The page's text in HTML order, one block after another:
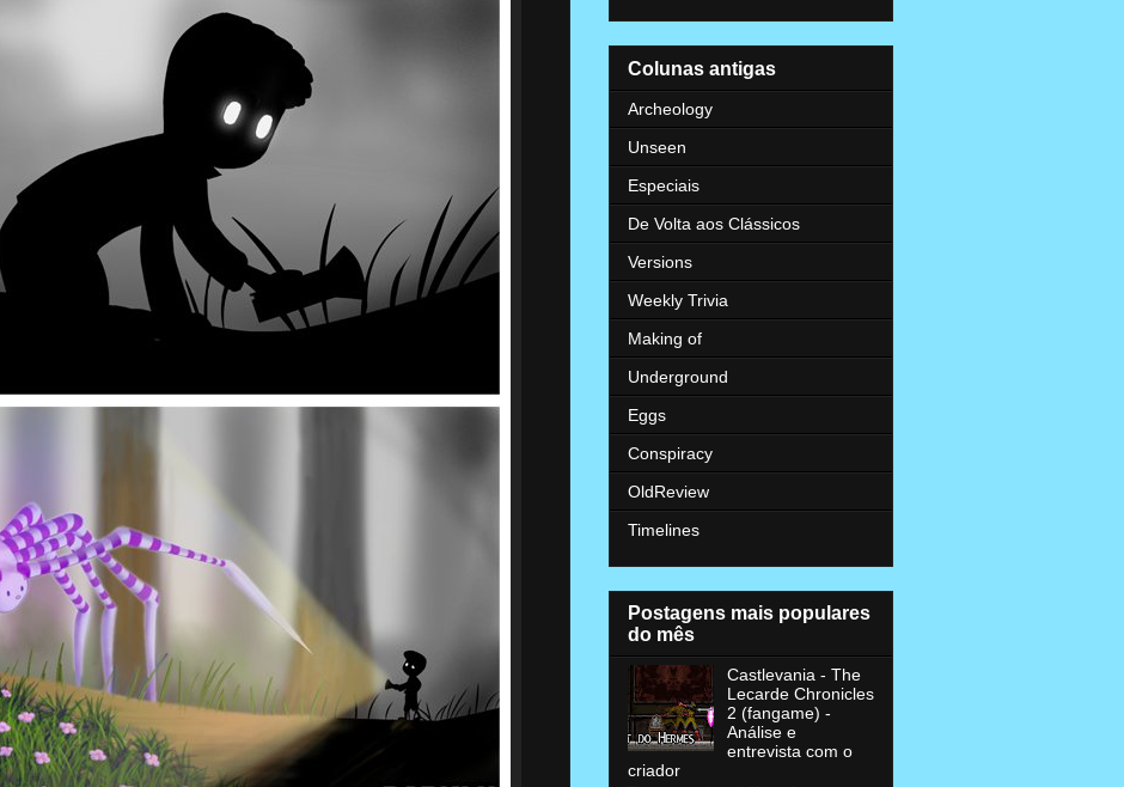
Colunas antigas
Archeology
Unseen
Especiais
De Volta aos Clássicos
Versions
Weekly Trivia
Making of
Underground
Eggs
Conspiracy
OldReview
Timelines
Postagens mais populares
do mês
Castlevania - The
Lecarde Chronicles
2 (fangame) -
Análise e
entrevista com o
criador